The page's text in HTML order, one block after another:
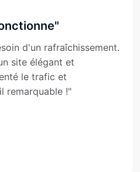
d'un rafraîchissement.
site élégant et
le trafic et
remarquable !"